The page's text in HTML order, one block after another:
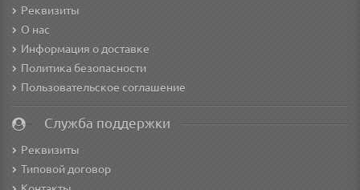
Реквизиты
О нас
Информация о доставке
Политика безопасности
Пользовательское соглашение
Служба поддержки
Реквизиты
Типовой договор